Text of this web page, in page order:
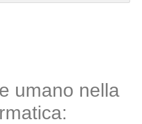
umano nella